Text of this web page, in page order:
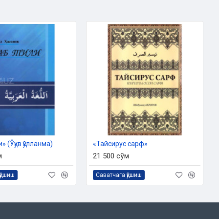
(Ўқув қўлланма) «Тайсирус сарф»
21 500 сўм
Саватчага қўшиш